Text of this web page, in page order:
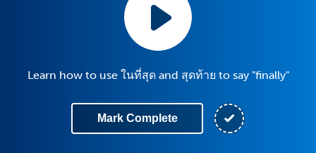
Learn how to use ในที่สุด and สุดท้าย to say "finally"
Mark Complete